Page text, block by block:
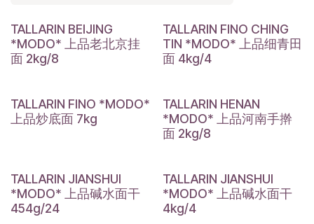
TALLARIN BEIJING
*MODO* 上品老北京挂
面 2kg/8
TALLARIN FINO CHING
TIN *MODO* 上品细青田
面 4kg/4
TALLARIN FINO *MODO*
上品炒底面 7kg
TALLARIN HENAN
*MODO* 上品河南手擀
面 2kg/8
TALLARIN JIANSHUI
*MODO* 上品碱水面干
454g/24
TALLARIN JIANSHUI
*MODO* 上品碱水面干
4kg/4